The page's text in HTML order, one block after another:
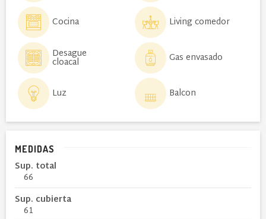
Cocina Living comedor
Desague
cloacal Gas envasado
Luz Balcon
MEDIDAS
Sup. total
66
Sup. cubierta
61